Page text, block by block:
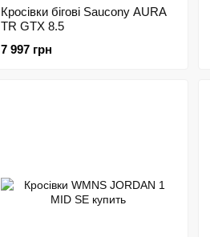
Кросівки бігові Saucony AURA
TR GTX 8.5
7 997 грн